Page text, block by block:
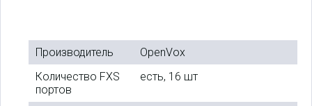
Производитель
OpenVox
Количество FXS
портов
есть, 16 шт